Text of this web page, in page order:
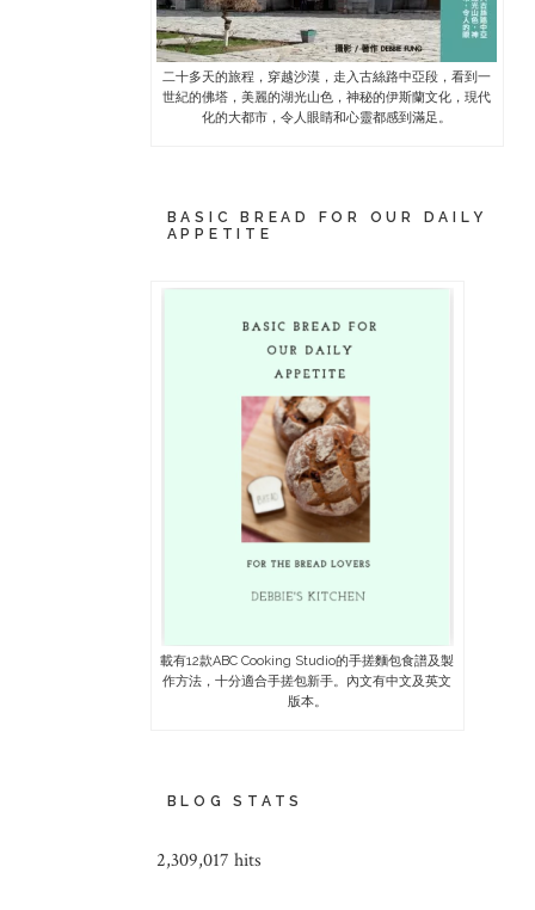
二十多天的旅程，穿越沙漠，走入古絲路中亞段，看到一
世紀的佛塔，美麗的湖光山色，神秘的伊斯蘭文化，現代
化的大都市，令人眼睛和心靈都感到滿足。
BASIC BREAD FOR OUR DAILY
APPETITE
載有12款ABC Cooking Studio的手搓麵包食譜及製
作方法，十分適合手搓包新手。內文有中文及英文
版本。
BLOG STATS
2,309,017 hits